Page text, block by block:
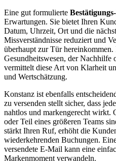
Eine gut formulierte
Erwartungen. Sie bietet Ihren
Datum, Uhrzeit, Ort und die
Missverständnisse reduziert und
überhaupt zur Tür
Gesundheitswesen, der Nachhilfe
vermittelt diese Art von Klarheit
und Wertschätzung.
Konstanz ist ebenfalls
zu versenden stellt sicher, dass
nahtlos und markengerecht wirkt.
oder Teil eines größeren Teams
stärkt Ihren Ruf, erhöht die
wiederkehrenden Buchungen.
versendete E‑Mail kann eine
Markenmoment verwandeln.